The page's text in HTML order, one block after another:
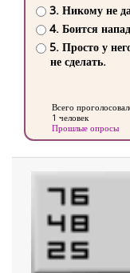
3. Никому не
4. Боится
5. Просто у
не сделать.
Всего
1 человек
Прошлые опросы